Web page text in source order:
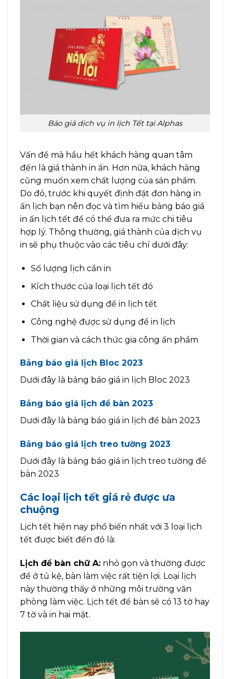
Báo giá dịch vụ in lịch Tết tại Alphas
Vấn đề mà hầu hết khách hàng quan tâm
đến là giá thành in ấn. Hơn nữa, khách hàng
cũng muốn xem chất lượng của sản phẩm.
Do đó, trước khi quyết định đặt đơn hàng in
ấn lịch bạn nên đọc và tìm hiểu bảng báo giá
in ấn lịch tết để có thể đưa ra mức chi tiêu
hợp lý. Thông thường, giá thành của dịch vụ
in sẽ phụ thuộc vào các tiêu chí dưới đây:
Số lượng lịch cần in
Kích thước của loại lịch tết đó
Chất liệu sử dụng để in lịch tết
Công nghệ được sử dụng để in lịch
Thời gian và cách thức gia công ấn phẩm
Bảng báo giá lịch Bloc 2023
Dưới đây là bảng báo giá in lịch Bloc 2023
Bảng báo giá lịch để bàn 2023
Dưới đây là bảng báo giá in lịch để bàn 2023
Bảng báo giá lịch treo tường 2023
Dưới đây là bảng báo giá in lịch treo tường để
bàn 2023
Các loại lịch tết giá rẻ được ưa
chuộng
Lịch tết hiện nay phổ biến nhất với 3 loại lịch
tết được biết đến đó là:
Lịch để bàn chữ A: nhỏ gọn và thường được
để ở tủ kệ, bàn làm việc rất tiện lợi. Loại lịch
này thường thấy ở những môi trường văn
phòng làm việc. Lịch tết để bàn sẽ có 13 tờ hay
7 tờ và in hai mặt.